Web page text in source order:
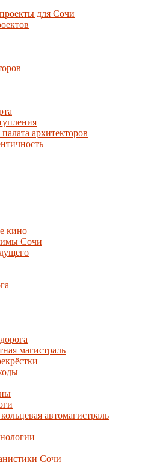
для Сочи
архитекторов
кино
Сочи
магистраль
автомагистраль
Сочи